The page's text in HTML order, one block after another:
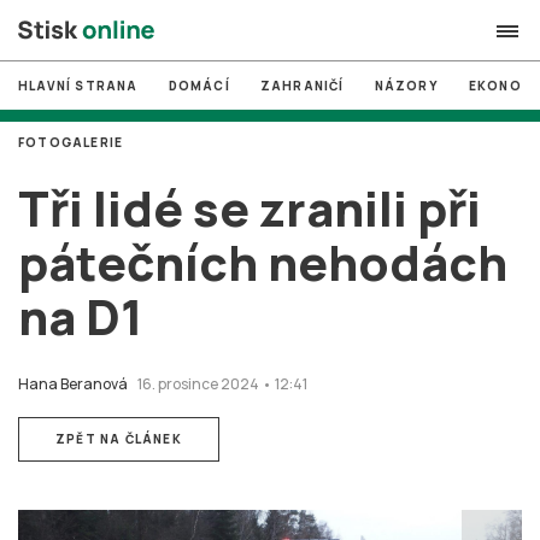
search
# MUNI
# Brno
# volby
login PŘIHLÁSIT SE
HLAVNÍ STRANA DOMÁCÍ ZAHRANIČÍ NÁZORY
Tři lidé se zranili při
pátečních nehodách
na D1
Hana Beranová 16. prosince 2024 • 12:41
FOTOGALERIE
ZPĚT NA ČLÁNEK